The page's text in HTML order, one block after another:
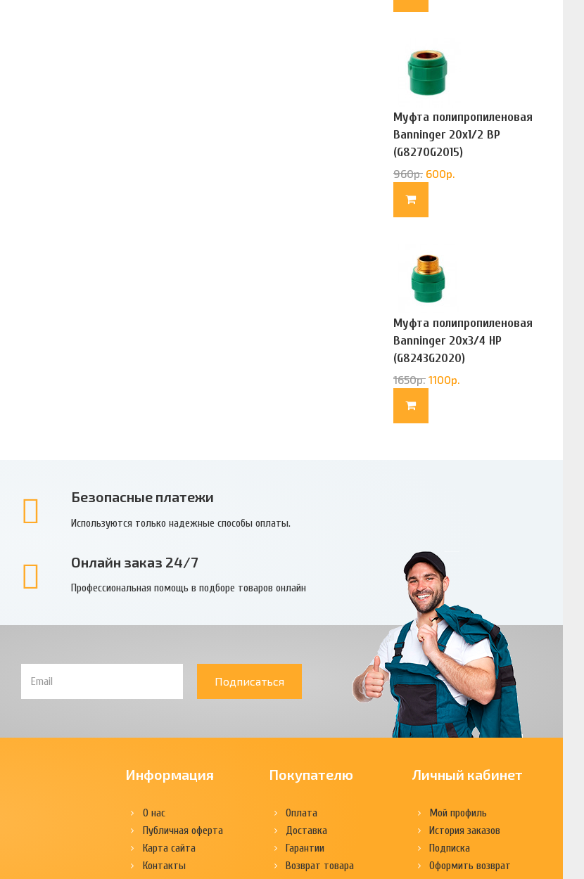
Муфта полипропиленовая
Banninger 20х1/2 ВР
(G8270G2015)
960р. 600р.
Муфта полипропиленовая
Banninger 20х3/4 НР
(G8243G2020)
1650р. 1100р.
Безопасные платежи
Используются только надежные способы оплаты.
Онлайн заказ 24/7
Профессиональная помощь в подборе товаров онлайн
Подписаться
Информация
О нас
Публичная оферта
Карта сайта
Контакты
Покупателю
Оплата
Доставка
Гарантии
Возврат товара
Личный кабинет
Мой профиль
История заказов
Подписка
Оформить возврат